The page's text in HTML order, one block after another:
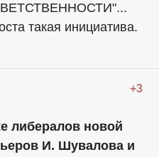
такая инициатива.
+3
либералов новой
И. Шувалова и